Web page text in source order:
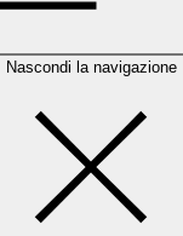
Nascondi la navigazione